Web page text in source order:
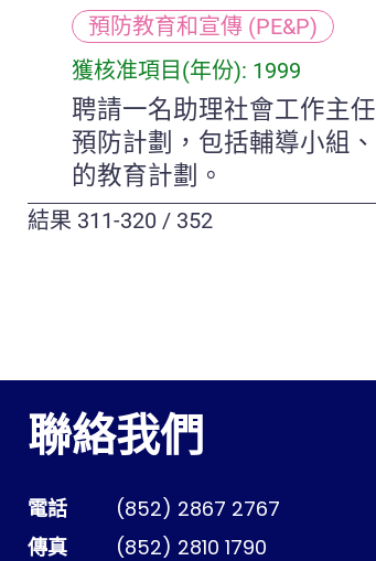
預防教育和宣傳 (PE&P)
獲核准項目(年份): 1999
聘請一名助理社會工作主
預防計劃，包括輔導小組
的教育計劃。
結果 311-320 / 352
聯絡我們
電話
(852) 2867 2767
傳真
(852) 2810 1790